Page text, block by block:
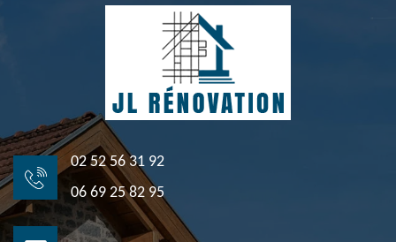
02 52 56 31 92
06 69 25 82 95